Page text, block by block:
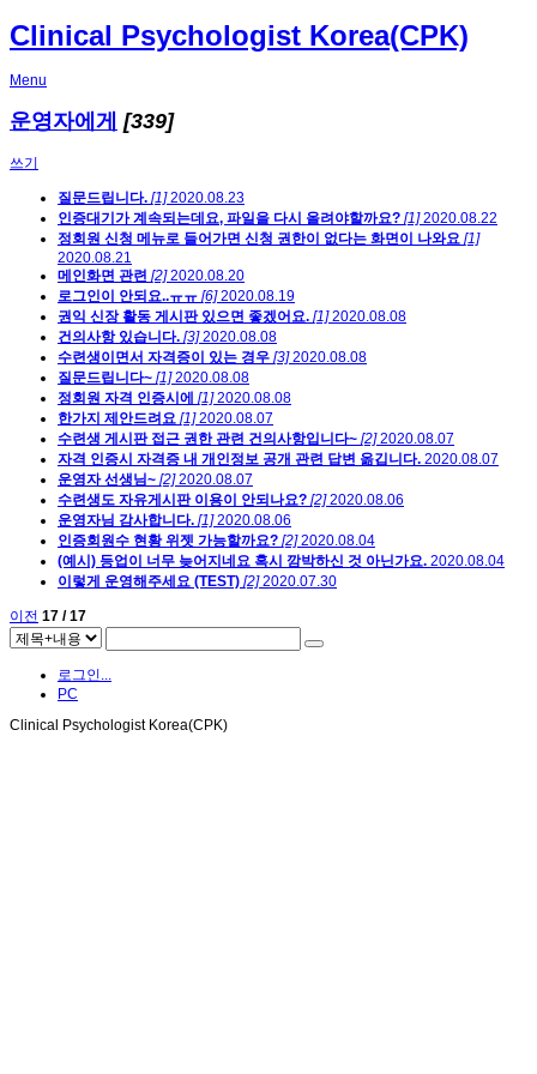
Clinical Psychologist Korea(CPK)
Menu
운영자에게 [339]
쓰기
질문드립니다. [1] 2020.08.23
인증대기가 계속되는데요, 파일을 다시 올려야할까요? [1] 2020.08.22
정회원 신청 메뉴로 들어가면 신청 권한이 없다는 화면이 나와요 [1]
2020.08.21
메인화면 관련 [2] 2020.08.20
로그인이 안되요..ㅠㅠ [6] 2020.08.19
권익 신장 활동 게시판 있으면 좋겠어요. [1] 2020.08.08
건의사항 있습니다. [3] 2020.08.08
수련생이면서 자격증이 있는 경우 [3] 2020.08.08
질문드립니다~ [1] 2020.08.08
정회원 자격 인증시에 [1] 2020.08.08
한가지 제안드려요 [1] 2020.08.07
수련생 게시판 접근 권한 관련 건의사항입니다~ [2] 2020.08.07
자격 인증시 자격증 내 개인정보 공개 관련 답변 옮깁니다. 2020.08.07
운영자 선생님~ [2] 2020.08.07
수련생도 자유게시판 이용이 안되나요? [2] 2020.08.06
운영자님 감사합니다. [1] 2020.08.06
인증회원수 현황 위젯 가능할까요? [2] 2020.08.04
(예시) 등업이 너무 늦어지네요 혹시 깜박하신 것 아닌가요. 2020.08.04
이렇게 운영해주세요 (TEST) [2] 2020.07.30
이전 17 / 17
로그인...
PC
Clinical Psychologist Korea(CPK)